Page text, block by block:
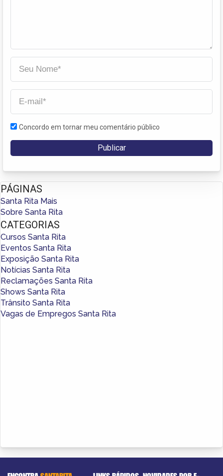
Concordo em tornar meu comentário público
PÁGINAS
Santa Rita Mais
Sobre Santa Rita
CATEGORIAS
Cursos Santa Rita
Eventos Santa Rita
Exposição Santa Rita
Notícias Santa Rita
Reclamações Santa Rita
Shows Santa Rita
Trânsito Santa Rita
Vagas de Empregos Santa Rita